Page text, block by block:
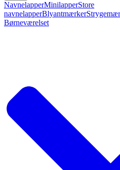
NavnelapperMinilapperStore
navnelapperBlyantmærker
Børneværelset